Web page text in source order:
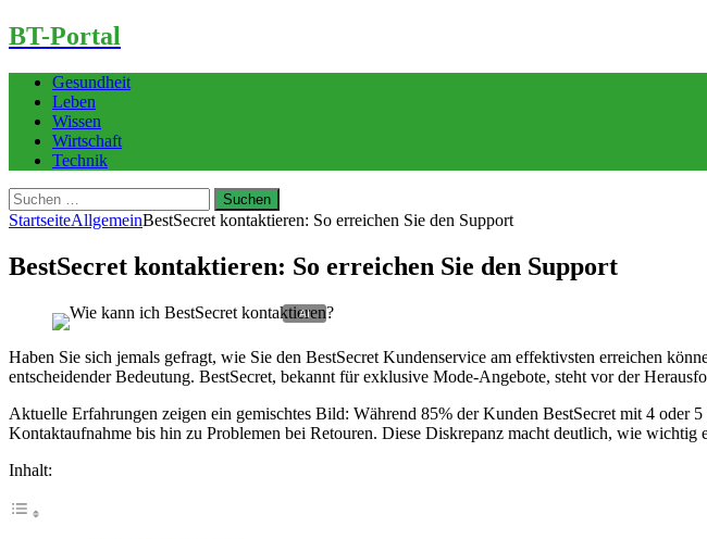
BT-Portal
Gesundheit
Leben
Wissen
Wirtschaft
Technik
Suchen
nach:
StartseiteAllgemeinBestSecret kontaktieren: So erreichen Sie den Support
BestSecret kontaktieren: So erreichen Sie den Support
Haben Sie sich jemals gefragt, wie Sie den BestSecret Kundenservice am effektivsten erreichen
entscheidender Bedeutung. BestSecret, bekannt für exklusive Mode-Angebote, steht vor der
Aktuelle Erfahrungen zeigen ein gemischtes Bild: Während 85% der Kunden BestSecret mit 4 oder
Kontaktaufnahme bis hin zu Problemen bei Retouren. Diese Diskrepanz macht deutlich, wie
Inhalt: